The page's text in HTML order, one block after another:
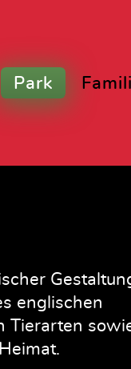
Park
englischen
Tierarten